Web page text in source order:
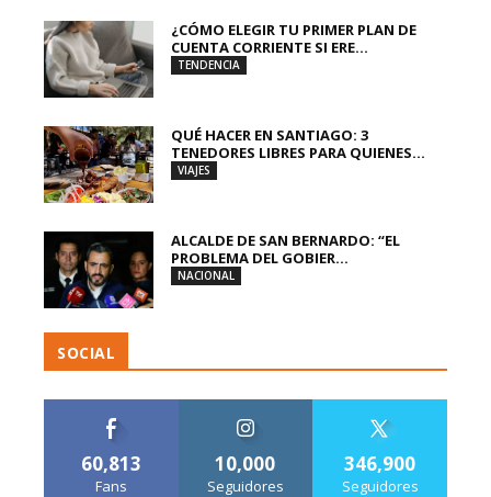
¿CÓMO ELEGIR TU PRIMER PLAN DE
CUENTA CORRIENTE SI ERE...
TENDENCIA
QUÉ HACER EN SANTIAGO: 3
TENEDORES LIBRES PARA QUIENES...
VIAJES
ALCALDE DE SAN BERNARDO: “EL
PROBLEMA DEL GOBIER...
NACIONAL
SOCIAL
60,813
Fans
10,000
Seguidores
346,900
Seguidores